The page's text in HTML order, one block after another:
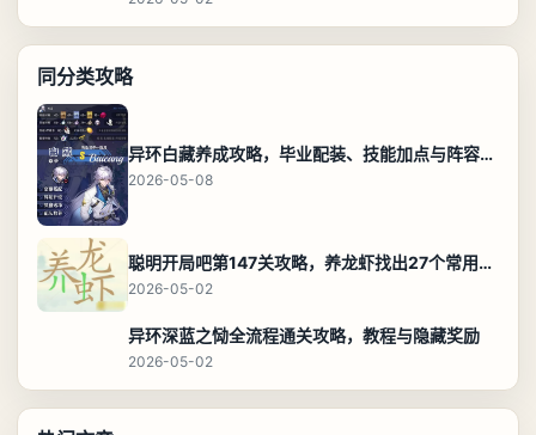
同分类攻略
异环白藏养成攻略，毕业配装、技能加点与阵容搭配保姆级解析
2026-05-08
聪明开局吧第147关攻略，养龙虾找出27个常用字通关答案
2026-05-02
异环深蓝之恸全流程通关攻略，教程与隐藏奖励
2026-05-02